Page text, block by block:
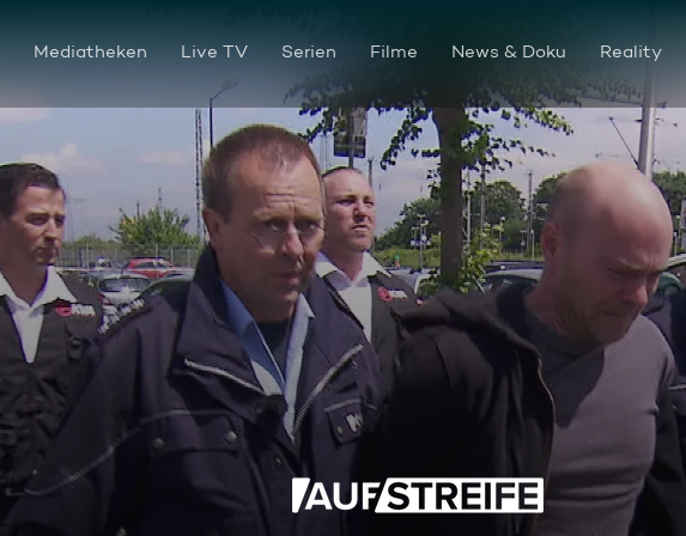
Mediatheken Live TV Serien Filme News & Doku Reality
Dann schlaf doch auf der